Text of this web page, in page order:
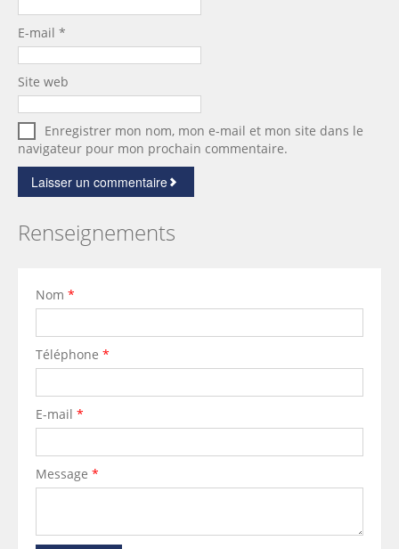
E-mail *
Site web
Enregistrer mon nom, mon e-mail et mon site dans le
navigateur pour mon prochain commentaire.
Renseignements
Nom *
Téléphone *
E-mail *
Message *